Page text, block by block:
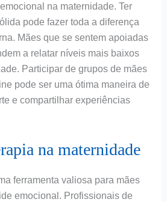
na maternidade. Ter
pode fazer toda a diferença
Mães que se sentem apoiadas
a relatar níveis mais baixos
Participar de grupos de mães
pode ser uma ótima maneira de
e compartilhar experiências
na maternidade
ferramenta valiosa para mães
emocional. Profissionais de